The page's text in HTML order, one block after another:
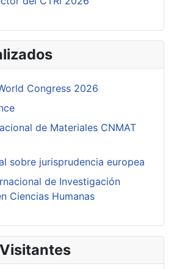
Congress 2026
de Materiales CNMAT
sobre jurisprudencia europea
de Investigación
Ciencias Humanas